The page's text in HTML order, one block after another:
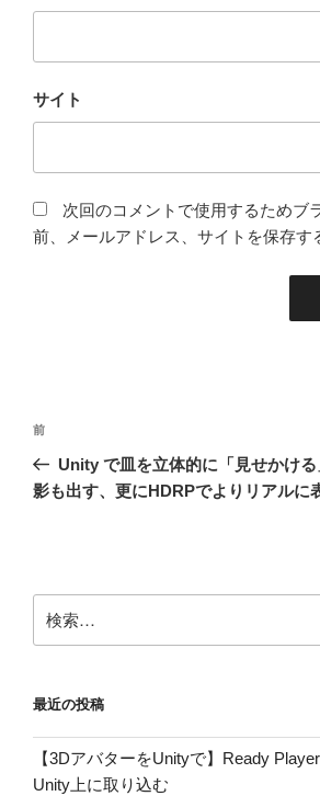
サイト
次回のコメントで使用するためブ
前、メールアドレス、サイトを保存す
投
ナ
シ
ョ
前
の
投
前
Unity で皿を立体的に「見せかける
影も出す、更にHDRPでよりリアルに
索:
最近の投稿
【3DアバターをUnityで】Ready
Unity上に取り込む